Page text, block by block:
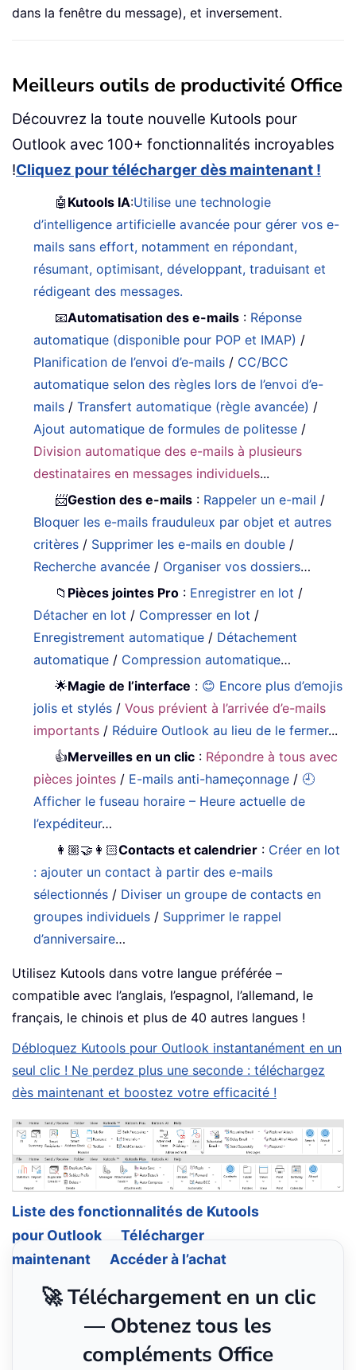
dans la fenêtre du message), et inversement.
Meilleurs outils de productivité Office
Découvrez la toute nouvelle Kutools pour
Outlook avec 100+ fonctionnalités incroyables
!Cliquez pour télécharger dès maintenant !
🤖 Kutools IA:Utilise une technologie
d’intelligence artificielle avancée pour gérer vos e-
mails sans effort, notamment en répondant,
résumant, optimisant, développant, traduisant et
rédigeant des messages.
📧Automatisation des e-mails : Réponse
automatique (disponible pour POP et IMAP) /
Planification de l’envoi d’e-mails / CC/BCC
automatique selon des règles lors de l’envoi d’e-
mails /Transfert automatique (règle avancée) /
Ajout automatique de formules de politesse /
Division automatique des e-mails à plusieurs
destinataires en messages individuels...
📨Gestion des e-mails : Rappeler un e-mail /
Bloquer les e-mails frauduleux par objet et autres
critères / Supprimer les e-mails en double /
Recherche avancée / Organiser vos dossiers…
📁 Pièces jointes Pro : Enregistrer en lot /
Détacher en lot / Compresser en lot /
Enregistrement automatique / Détachement
automatique / Compression automatique…
🌟Magie de l’interface : 😊 Encore plus d’emojis
jolis et stylés /Vous prévient à l’arrivée d’e-mails
importants / Réduire Outlook au lieu de le fermer...
👍Merveilles en un clic : Répondre à tous avec
pièces jointes / E-mails anti-hameçonnage / 🕘
Afficher le fuseau horaire – Heure actuelle de
l’expéditeur…
👩🏼‍🤝‍👩🏻Contacts et calendrier : Créer en lot
: ajouter un contact à partir des e-mails
sélectionnés / Diviser un groupe de contacts en
groupes individuels / Supprimer le rappel
d’anniversaire…
Utilisez Kutools dans votre langue préférée –
compatible avec l’anglais, l’espagnol, l’allemand, le
français, le chinois et plus de 40 autres langues !
Débloquez Kutools pour Outlook instantanément en un
seul clic ! Ne perdez plus une seconde : téléchargez
dès maintenant et boostez votre efficacité !
Liste des fonctionnalités de Kutools
pour Outlook
Télécharger
maintenant
Accéder à l’achat
🚀 Téléchargement en un clic
— Obtenez tous les
compléments Office